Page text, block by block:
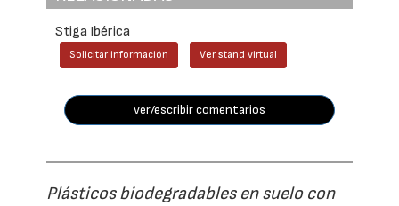
Stiga Ibérica
Solicitar información Ver stand virtual
ver/escribir comentarios
Plásticos biodegradables en suelo con